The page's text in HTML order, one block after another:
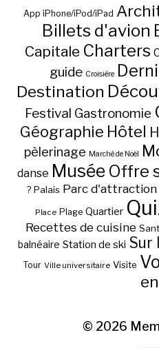
App iPhone/iPod/iPad
Billets d'avion
Capitale Charters
guide Croisière
Destination
Festival Gastronomie
Géographie Hôtel
pèlerinage Marché de Noël
danse Musée Offre
? Palais Parc d'attraction
Place Plage Quartier
Recettes de cuisine
balnéaire Station de ski Sur
Tour Ville universitaire Visite
© 2026